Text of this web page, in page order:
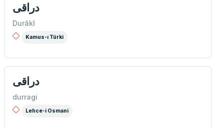
دراقی
Durâkî
Kamus-ı Türki
دراقی
durragi
Lehce-i Osmani